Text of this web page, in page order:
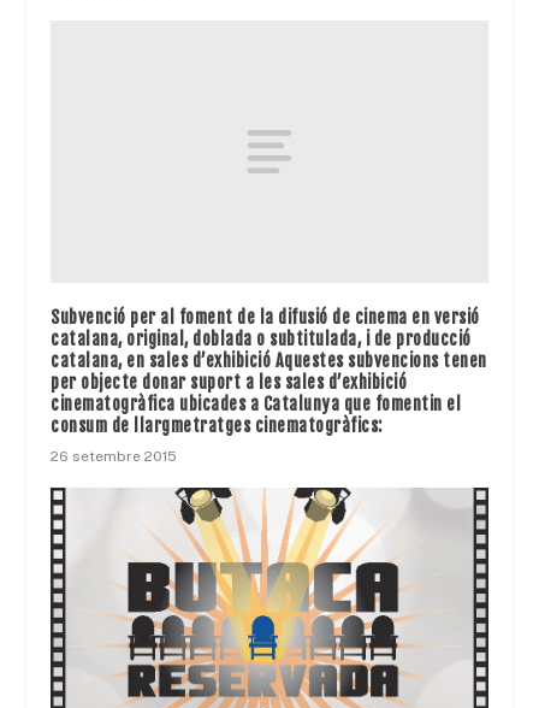
Subvenció per al foment de la difusió de cinema en versió
catalana, original, doblada o subtitulada, i de producció
catalana, en sales d’exhibició Aquestes subvencions tenen
per objecte donar suport a les sales d’exhibició
cinematogràfica ubicades a Catalunya que fomentin el
consum de llargmetratges cinematogràfics:
26 setembre 2015